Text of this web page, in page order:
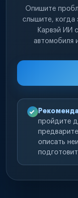
Опишите
слышите, когда
Карвэй ИИ
автомобиля
пройдите
описать